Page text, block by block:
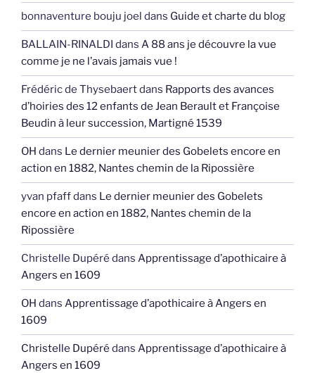
bonnaventure bouju joel dans Guide et charte du blog
BALLAIN-RINALDI dans A 88 ans je découvre la vue
comme je ne l’avais jamais vue !
Frédéric de Thysebaertdans Rapports des avances
d’hoiries des 12 enfants de Jean Berault et Françoise
Beudin à leur succession, Martigné 1539
OH dans Le dernier meunier des Gobelets encore en
action en 1882, Nantes chemin de la Ripossière
yvan pfaffdans Le dernier meunier des Gobelets
encore en action en 1882, Nantes chemin de la
Ripossière
Christelle Dupéré dans Apprentissage d’apothicaire à
Angers en 1609
OH dans Apprentissage d’apothicaire à Angers en
1609
Christelle Dupéré dans Apprentissage d’apothicaire à
Angers en 1609